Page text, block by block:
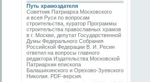
Путь храмоздателя
Советник Патриарха Московского
и всея Руси по вопросам
строительства, куратор Программы
строительства православных храмов
в г. Москве, депутат Государственной
Думы Федерального Собрания
Российской Федерации В. И. Ресин
ответил на вопросы главного
редактора Издательства Московской
Патриархии епископа
Балашихинского и Орехово-Зуевского
Николая. PDF-версия.